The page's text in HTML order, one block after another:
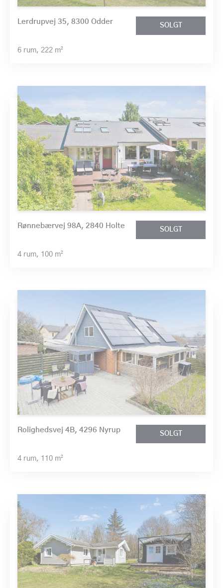
Lerdrupvej 35, 8300 Odder SOLGT
6 rum, 222 m²
Rønnebærvej 98A, 2840 Holte SOLGT
4 rum, 100 m²
Rolighedsvej 4B, 4296 Nyrup SOLGT
4 rum, 110 m²